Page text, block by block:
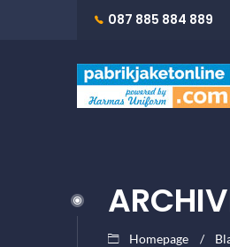
087 885 884 889
Homepage